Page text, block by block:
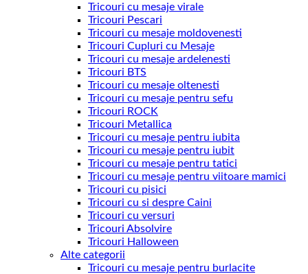
Tricouri cu mesaje virale
Tricouri Pescari
Tricouri cu mesaje moldovenesti
Tricouri Cupluri cu Mesaje
Tricouri cu mesaje ardelenesti
Tricouri BTS
Tricouri cu mesaje oltenesti
Tricouri cu mesaje pentru sefu
Tricouri ROCK
Tricouri Metallica
Tricouri cu mesaje pentru iubita
Tricouri cu mesaje pentru iubit
Tricouri cu mesaje pentru tatici
Tricouri cu mesaje pentru viitoare mamici
Tricouri cu pisici
Tricouri cu si despre Caini
Tricouri cu versuri
Tricouri Absolvire
Tricouri Halloween
Alte categorii
Tricouri cu mesaje pentru burlacite